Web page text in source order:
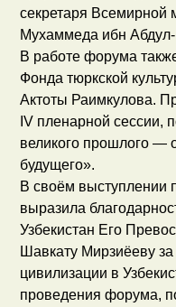
секретаря Всемирной
Мухаммеда ибн
В работе форума
Фонда тюркской
Актоты Раимкулова.
IV пленарной сессии,
великого прошлого —
будущего».
В своём выступлении
выразила
Узбекистан Его
Шавкату Мирзиёеву
цивилизации в
проведения форума,